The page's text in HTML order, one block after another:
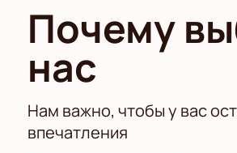
Почему
нас
Нам важно, чтобы у вас
впечатления